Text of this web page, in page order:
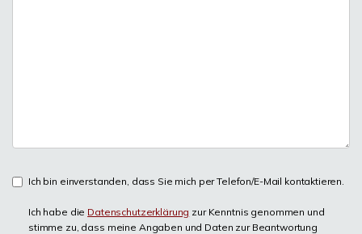
Ich bin einverstanden, dass Sie mich per Telefon/E-Mail kontaktieren.
Ich habe die Datenschutzerklärung zur Kenntnis genommen und
stimme zu, dass meine Angaben und Daten zur Beantwortung